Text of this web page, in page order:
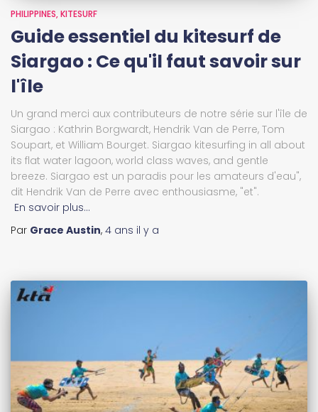
PHILIPPINES KITESURF
Guide essentiel du kitesurf de
Siargao : Ce qu'il faut savoir sur
l'île
Un grand merci aux contributeurs de notre série sur l'île de
Siargao : Kathrin Borgwardt, Hendrik Van de Perre, Tom
Soupart, et William Bourget. Siargao kitesurfing in all about
its flat water lagoon, world class waves, and gentle
breeze. Siargao est un paradis pour les amateurs d'eau",
dit Hendrik Van de Perre avec enthousiasme, "et".
En savoir plus…
Par Grace Austin, 4 ans il y a